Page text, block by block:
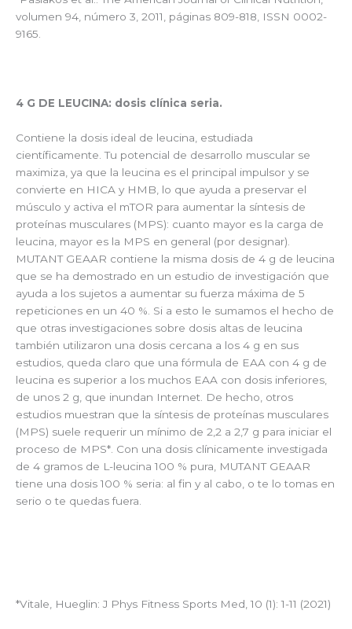
volumen 94, número 3, 2011, páginas 809-818, ISSN 0002-
9165.
4 G DE LEUCINA: dosis clínica seria.
Contiene la dosis ideal de leucina, estudiada
científicamente. Tu potencial de desarrollo muscular se
maximiza, ya que la leucina es el principal impulsor y se
convierte en HICA y HMB, lo que ayuda a preservar el
músculo y activa el mTOR para aumentar la síntesis de
proteínas musculares (MPS): cuanto mayor es la carga de
leucina, mayor es la MPS en general (por designar).
MUTANT GEAAR contiene la misma dosis de 4 g de leucina
que se ha demostrado en un estudio de investigación que
ayuda a los sujetos a aumentar su fuerza máxima de 5
repeticiones en un 40 %. Si a esto le sumamos el hecho de
que otras investigaciones sobre dosis altas de leucina
también utilizaron una dosis cercana a los 4 g en sus
estudios, queda claro que una fórmula de EAA con 4 g de
leucina es superior a los muchos EAA con dosis inferiores,
de unos 2 g, que inundan Internet. De hecho, otros
estudios muestran que la síntesis de proteínas musculares
(MPS) suele requerir un mínimo de 2,2 a 2,7 g para iniciar el
proceso de MPS*. Con una dosis clínicamente investigada
de 4 gramos de L-leucina 100 % pura, MUTANT GEAAR
tiene una dosis 100 % seria: al fin y al cabo, o te lo tomas en
serio o te quedas fuera.
*Vitale, Hueglin: J Phys Fitness Sports Med, 10 (1): 1-11 (2021)